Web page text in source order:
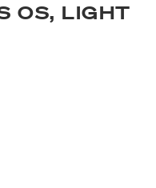
OS, LIGHT